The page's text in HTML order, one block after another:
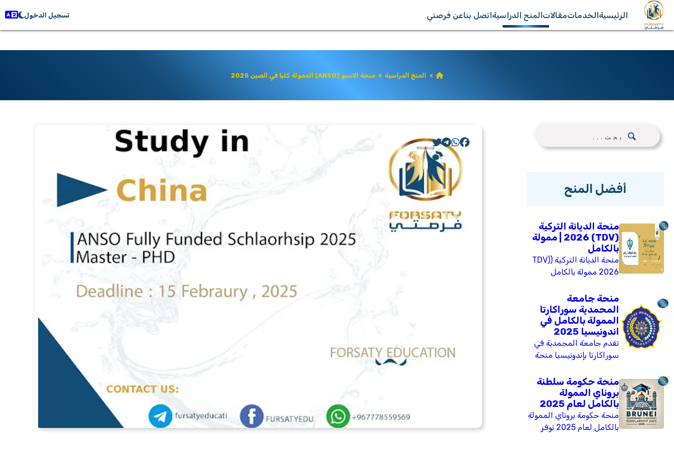
الرئيسيةالخدماتمقالاتالمنح الدراسيةاتصل بناعن فرصتي تسجيل الدخول
> المنح الدراسية > منحة الانسو (ANSO) الممولة كليا في الصين 2025
أفضل المنح
1
منحة الديانة التركية
(TDV) 2026 | ممولة
بالكامل
منحة الديانة التركية (TDV)
2026 ممولة بالكامل
والدراسات العليا. تشمل
تذاكر طيران، سكناً، وراتباً
شهرياً. متاحة لجميع
الجنسيات. الموعد النهائي:
28 فبراير 2026.
2
منحة جامعة
المحمدية سوراكارتا
الممولة بالكامل في
اندونيسيا 2025
تقدم جامعة المحمدية في
سوراكارتا بإندونيسيا منحة
2025 تشمل برامج
البكالوريوس، الماجستير،
والدكتوراه. تغطي المنحة
الرسوم الدراسية، بدل
معيشة، تكاليف الكتب،
3
منحة حكومة سلطنة
بروناي الممولة
بالكامل لعام 2025
منحة حكومة بروناي الممولة
بالكامل لعام 2025 توفر